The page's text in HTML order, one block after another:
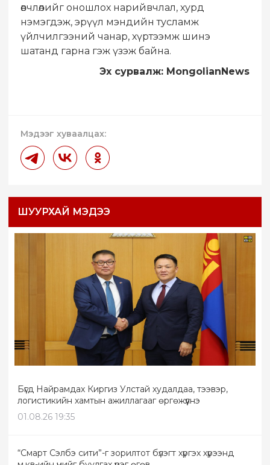
өвчлөлийг оношлох нарийвчлал, хурд
нэмэгдэж, эрүүл мэндийн тусламж
үйлчилгээний чанар, хүртээмж шинэ
шатанд гарна гэж үзэж байна.
Эх сурвалж: MongolianNews
Мэдээг хуваалцах:
ШУУРХАЙ МЭДЭЭ
Бүгд Найрамдах Киргиз Улстай худалдаа, тээвэр,
логистикийн хамтын ажиллагааг өргөжүүлнэ
01.08.26 19:35
“Смарт Сэлбэ сити”-г зорилтот бүлэгт хүргэх хүрээнд